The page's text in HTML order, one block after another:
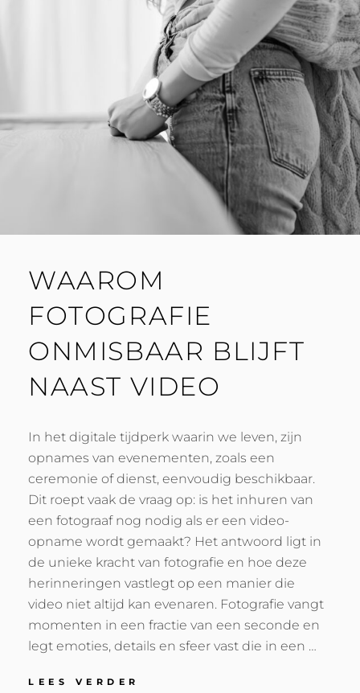
WAAROM
FOTOGRAFIE
ONMISBAAR BLIJFT
NAAST VIDEO
In het digitale tijdperk waarin we leven, zijn
opnames van evenementen, zoals een
ceremonie of dienst, eenvoudig beschikbaar.
Dit roept vaak de vraag op: is het inhuren van
een fotograaf nog nodig als er een video-
opname wordt gemaakt? Het antwoord ligt in
de unieke kracht van fotografie en hoe deze
herinneringen vastlegt op een manier die
video niet altijd kan evenaren. Fotografie vangt
momenten in een fractie van een seconde en
legt emoties, details en sfeer vast die in een …
LEES VERDER